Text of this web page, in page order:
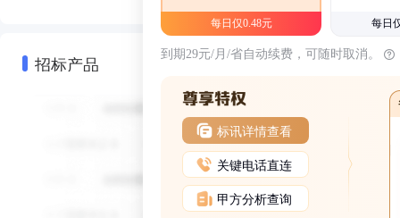
招标产品
每日仅0.48元 每日
到期29元/月/省自动续费，可随时取消。
标讯详情查看
关键电话直连
甲方分析查询